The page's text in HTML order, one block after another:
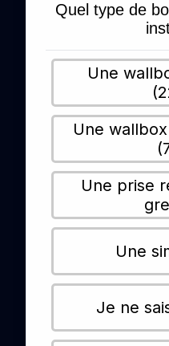
Quel type de
Une
Une
Une prise
Une
Je ne